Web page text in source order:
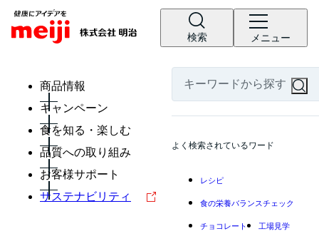
検索 メニュー
商品情報
キャンペーン
食を知る・楽しむ
品質への取り組み
お客様サポート
サステナビリティ
よく検索されているワード
レシピ
食の栄養バランスチェック
チョコレート 工場見学